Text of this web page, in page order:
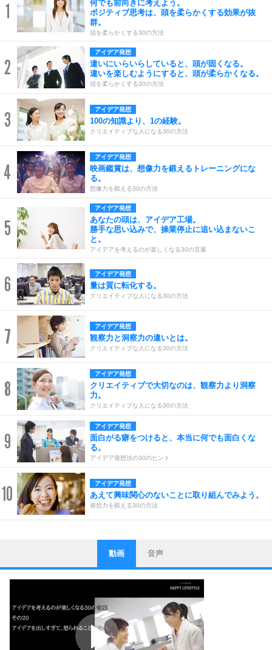
1
何でも前向きに考えよう。
ポジティブ思考は、頭を柔らかくする効果が抜
群。
頭を柔らかくする30の方法
2
アイデア発想
違いにいらいらしていると、頭が固くなる。
違いを楽しむようにすると、頭が柔らかくなる。
頭を柔らかくする30の方法
3 アイデア発想
100の知識より、1の経験。
クリエイティブな人になる30の方法
4
アイデア発想
映画鑑賞は、想像力を鍛えるトレーニングにな
る。
想像力を鍛える30の方法
5
アイデア発想
あなたの頭は、アイデア工場。
勝手な思い込みで、操業停止に追い込まないこ
と。
アイデアを考えるのが楽しくなる30の言葉
6 アイデア発想
量は質に転化する。
クリエイティブな人になる30の方法
7 アイデア発想
観察力と洞察力の違いとは。
クリエイティブな人になる30の方法
8
アイデア発想
クリエイティブで大切なのは、観察力より洞察
力。
クリエイティブな人になる30の方法
9
アイデア発想
面白がる癖をつけると、本当に何でも面白くな
る。
アイデア発想法の30のヒント
10 アイデア発想
あえて興味関心のないことに取り組んでみよう。
発想力を鍛える30の方法
1
ストレス対策
他人と比べない。
いっそのこと、他人を見ない。
いらいらしない人になる30の方法
プラス思考
ポジティブになれない原因は、行動しないから。
ポジティブ思考になる30の方法
動画 音声